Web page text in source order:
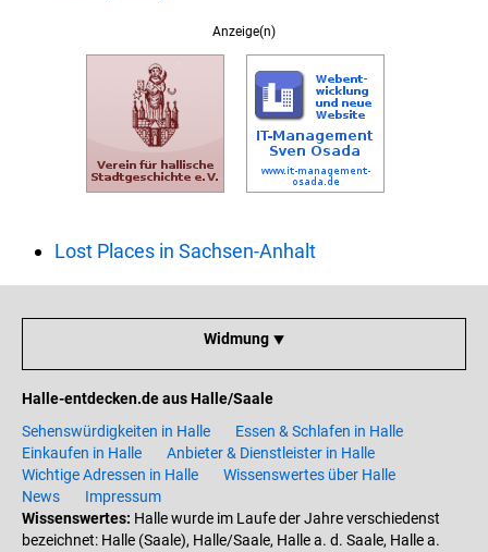
Anzeige(n)
Lost Places in Sachsen-Anhalt
Widmung ⯆
Halle-entdecken.de aus Halle/Saale
Sehenswürdigkeiten in Halle
Essen & Schlafen in Halle
Einkaufen in Halle
Anbieter & Dienstleister in Halle
Wichtige Adressen in Halle
Wissenswertes über Halle
News
Impressum
Wissenswertes: Halle wurde im Laufe der Jahre verschiedenst
bezeichnet: Halle (Saale), Halle/Saale, Halle a. d. Saale, Halle a.